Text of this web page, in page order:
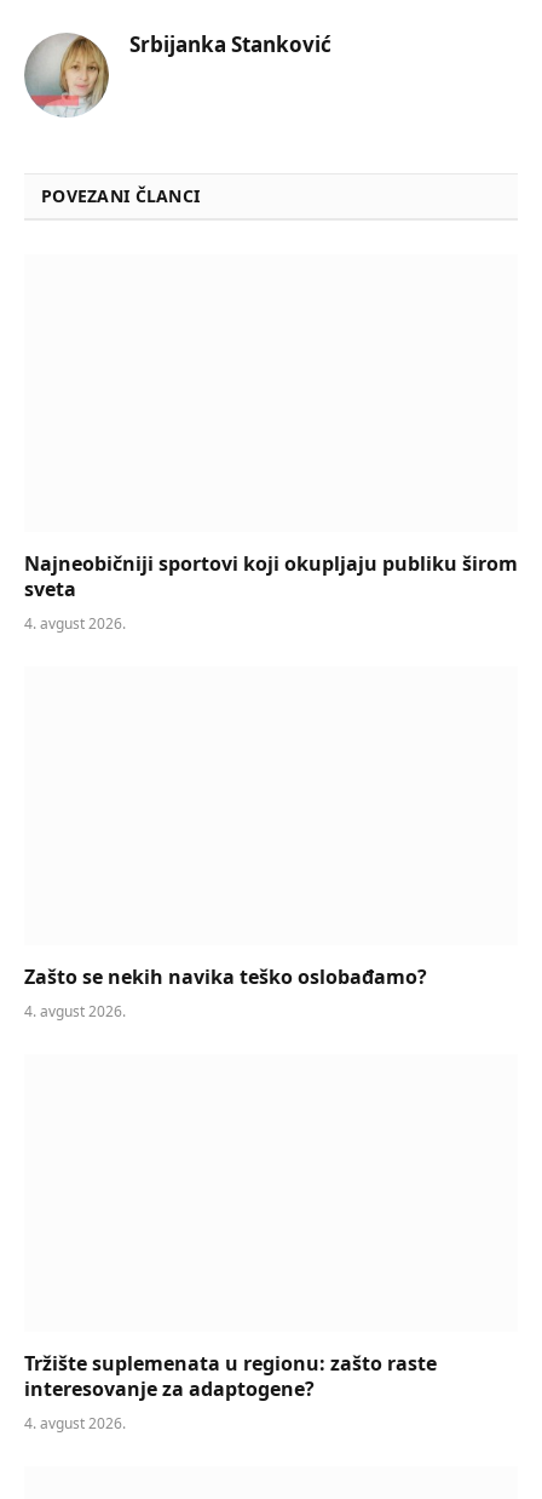
Srbijanka Stanković
POVEZANI ČLANCI
Najneobičniji sportovi koji okupljaju publiku širom
sveta
4. avgust 2026.
Zašto se nekih navika teško oslobađamo?
4. avgust 2026.
Tržište suplemenata u regionu: zašto raste
interesovanje za adaptogene?
4. avgust 2026.